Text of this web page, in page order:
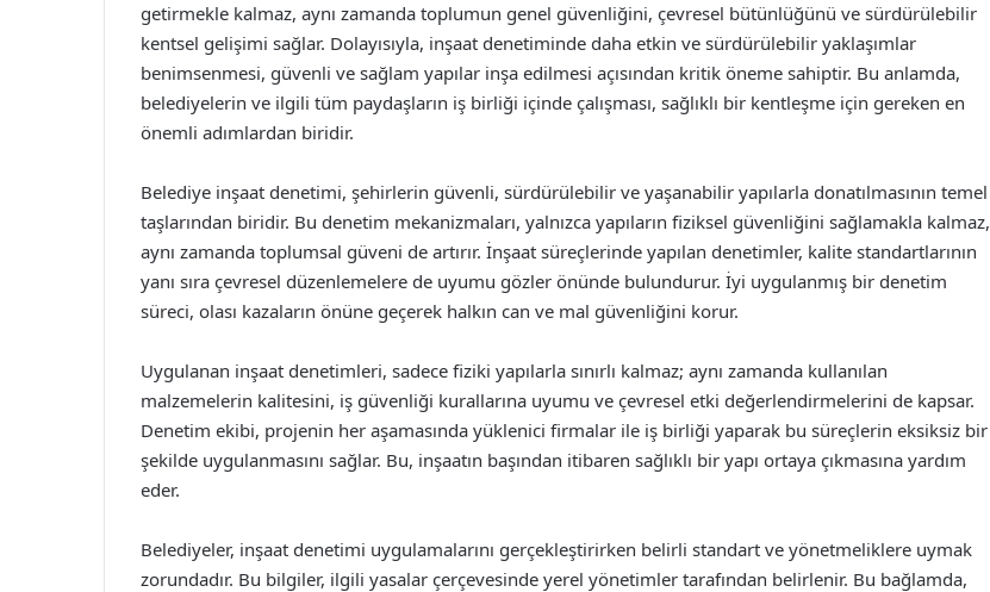
getirmekle kalmaz, aynı zamanda toplumun genel güvenliğini, çevresel bütünlüğünü ve sürdürülebilir
kentsel gelişimi sağlar. Dolayısıyla, inşaat denetiminde daha etkin ve sürdürülebilir yaklaşımlar
benimsenmesi, güvenli ve sağlam yapılar inşa edilmesi açısından kritik öneme sahiptir. Bu anlamda,
belediyelerin ve ilgili tüm paydaşların iş birliği içinde çalışması, sağlıklı bir kentleşme için gereken en
önemli adımlardan biridir.
Belediye inşaat denetimi, şehirlerin güvenli, sürdürülebilir ve yaşanabilir yapılarla donatılmasının temel
taşlarından biridir. Bu denetim mekanizmaları, yalnızca yapıların fiziksel güvenliğini sağlamakla kalmaz,
aynı zamanda toplumsal güveni de artırır. İnşaat süreçlerinde yapılan denetimler, kalite standartlarının
yanı sıra çevresel düzenlemelere de uyumu gözler önünde bulundurur. İyi uygulanmış bir denetim
süreci, olası kazaların önüne geçerek halkın can ve mal güvenliğini korur.
Uygulanan inşaat denetimleri, sadece fiziki yapılarla sınırlı kalmaz; aynı zamanda kullanılan
malzemelerin kalitesini, iş güvenliği kurallarına uyumu ve çevresel etki değerlendirmelerini de kapsar.
Denetim ekibi, projenin her aşamasında yüklenici firmalar ile iş birliği yaparak bu süreçlerin eksiksiz bir
şekilde uygulanmasını sağlar. Bu, inşaatın başından itibaren sağlıklı bir yapı ortaya çıkmasına yardım
eder.
Belediyeler, inşaat denetimi uygulamalarını gerçekleştirirken belirli standart ve yönetmeliklere uymak
zorundadır. Bu bilgiler, ilgili yasalar çerçevesinde yerel yönetimler tarafından belirlenir. Bu bağlamda,